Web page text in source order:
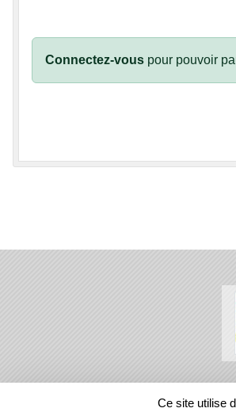
Connectez-vous pour pouvoir
REGIONS
Ce site utilise